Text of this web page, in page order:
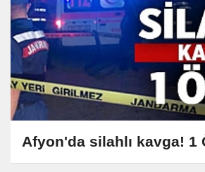
Afyon'da silahlı kavga! 1